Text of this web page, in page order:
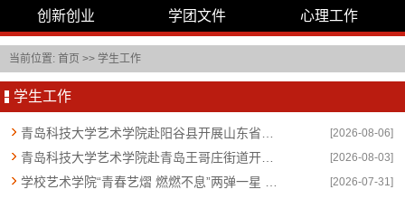
创新创业 学团文件 心理工作
当前位置: 首页 >> 学生工作
学生工作
[2026-08-06]
[2026-08-03]
[2026-07-31]